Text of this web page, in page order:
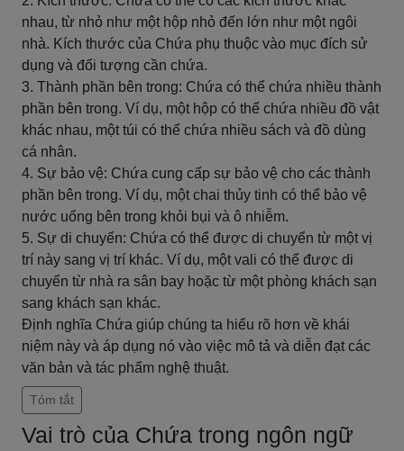
nhau, từ nhỏ như một hộp nhỏ đến lớn như một ngôi
nhà. Kích thước của Chứa phụ thuộc vào mục đích sử
dụng và đối tượng cần chứa.
3. Thành phần bên trong: Chứa có thể chứa nhiều thành
phần bên trong. Ví dụ, một hộp có thể chứa nhiều đồ vật
khác nhau, một túi có thể chứa nhiều sách và đồ dùng
cá nhân.
4. Sự bảo vệ: Chứa cung cấp sự bảo vệ cho các thành
phần bên trong. Ví dụ, một chai thủy tinh có thể bảo vệ
nước uống bên trong khỏi bụi và ô nhiễm.
5. Sự di chuyển: Chứa có thể được di chuyển từ một vị
trí này sang vị trí khác. Ví dụ, một vali có thể được di
chuyển từ nhà ra sân bay hoặc từ một phòng khách sạn
sang khách sạn khác.
Định nghĩa Chứa giúp chúng ta hiểu rõ hơn về khái
niệm này và áp dụng nó vào việc mô tả và diễn đạt các
văn bản và tác phẩm nghệ thuật.
Tóm tắt
Vai trò của Chứa trong ngôn ngữ